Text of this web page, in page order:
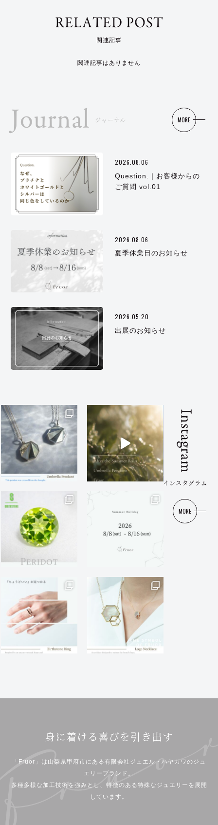
RELATED POST
関連記事
関連記事はありません
Journal ジャーナル
2026.08.06
Question.｜お客様からの
ご質問 vol.01
2026.08.06
夏季休業日のお知らせ
2026.05.20
出展のお知らせ
MORE
Instagram
インスタグラム
MORE
身に着ける喜びを引き出す
「Fruor」は山梨県甲府市にある有限会社ジュエル・ハヤカワのジュ
エリーブランド。
多種多様な加工技術を強みとし、特徴のある特殊なジュエリーを展開
しています。